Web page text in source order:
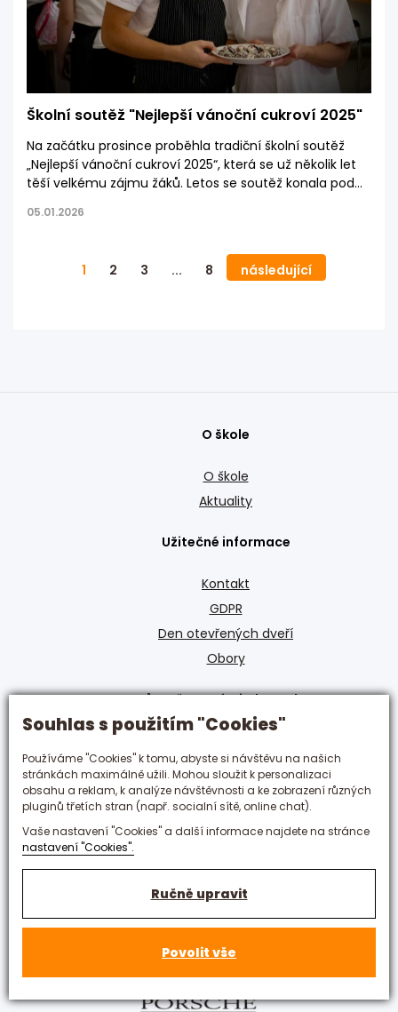
Souhlas s použitím "Cookies"
Používáme "Cookies" k tomu, abyste si návštěvu na našich
stránkách maximálně užili. Mohou sloužit k personalizaci
obsahu a reklam, k analýze návštěvnosti a ke zobrazení různých
pluginů třetích stran (např. socialní sítě, online chat).
Vaše nastavení "Cookies" a další informace najdete na stránce
nastavení "Cookies".
Ručně upravit
Povolit vše
Školní soutěž "Nejlepší vánoční cukroví 2025"
Na začátku prosince proběhla tradiční školní soutěž
„Nejlepší vánoční cukroví 2025“, která se už několik let
těší velkému zájmu žáků. Letos se soutěž konala pod
do dvou kol – 1. a 2. prosince a následně 8. a 9.
zapojit se opravdu všichni žáci prvních a druhých
05.01.2026
1 2 3 ... 8 následující
O škole
O škole
Aktuality
Užitečné informace
Kontakt
GDPR
Den otevřených dveří
Obory
Zůstaňte s námi v kontaktu
hotelovka@hotelovka.cz
Československé armády 274/55,
500 03 Hradec Králové